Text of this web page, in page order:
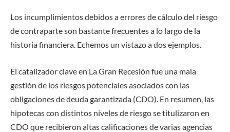
Los incumplimientos debidos a errores de cálculo del riesgo
de contraparte son bastante frecuentes a lo largo de la
historia financiera. Echemos un vistazo a dos ejemplos.
El catalizador clave en La Gran Recesión fue una mala
gestión de los riesgos potenciales asociados con las
obligaciones de deuda garantizada (CDO). En resumen, las
hipotecas con distintos niveles de riesgo se titulizaron en
CDO que recibieron altas calificaciones de varias agencias